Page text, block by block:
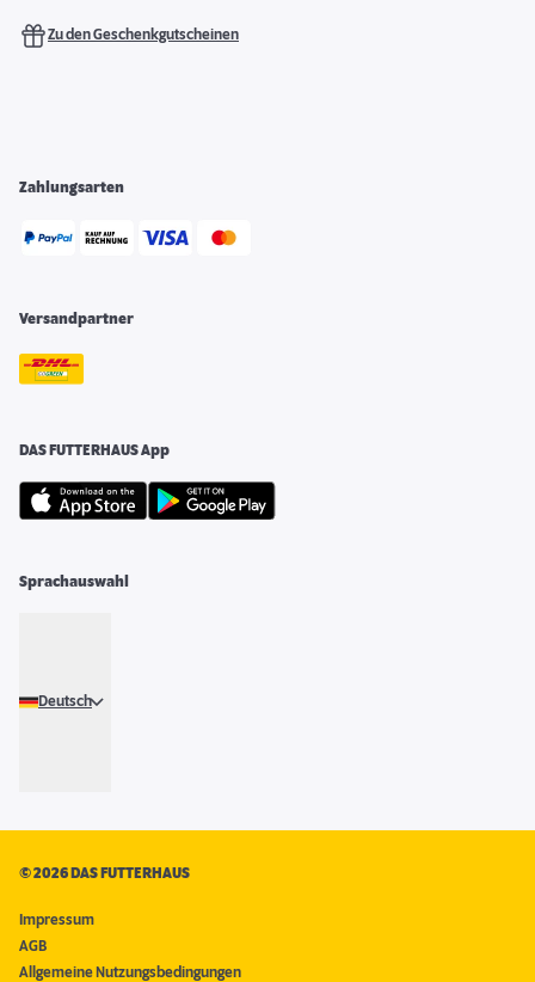
Zu den Geschenkgutscheinen
Zahlungsarten
Versandpartner
DAS FUTTERHAUS App
Sprachauswahl
Deutsch
©2026 DAS FUTTERHAUS
Impressum
AGB
Allgemeine Nutzungsbedingungen